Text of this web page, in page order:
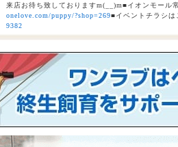
来店お待ち致しておりますm(__)m■イオンモール
onelove.com/puppy/?shop=269■イベントチラシは
9382
大決算商談会 第2弾開催！！】ワンラブ
ペットショップ ワンラブ 本気の大決算商談会！
ンがスタート！！ 2026年8月1日にLINE配信さ
くと、ワンラブポイントをプレゼント！！まだ会
くとクーポンが配信されますので、最寄店舗に
くださいね イベント内容はこちら
https://